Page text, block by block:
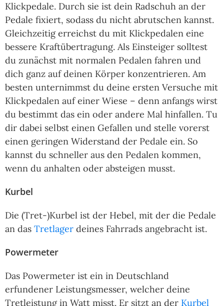
Klickpedale. Durch sie ist dein Radschuh an der
Pedale fixiert, sodass du nicht abrutschen kannst.
Gleichzeitig erreichst du mit Klickpedalen eine
bessere Kraftübertragung. Als Einsteiger solltest
du zunächst mit normalen Pedalen fahren und
dich ganz auf deinen Körper konzentrieren. Am
besten unternimmst du deine ersten Versuche mit
Klickpedalen auf einer Wiese – denn anfangs wirst
du bestimmt das ein oder andere Mal hinfallen. Tu
dir dabei selbst einen Gefallen und stelle vorerst
einen geringen Widerstand der Pedale ein. So
kannst du schneller aus den Pedalen kommen,
wenn du anhalten oder absteigen musst.
Kurbel
Die (Tret-)Kurbel ist der Hebel, mit der die Pedale
an das Tretlager deines Fahrrads angebracht ist.
Powermeter
Das Powermeter ist ein in Deutschland
erfundener Leistungsmesser, welcher deine
Tretleistung in Watt misst. Er sitzt an der Kurbel